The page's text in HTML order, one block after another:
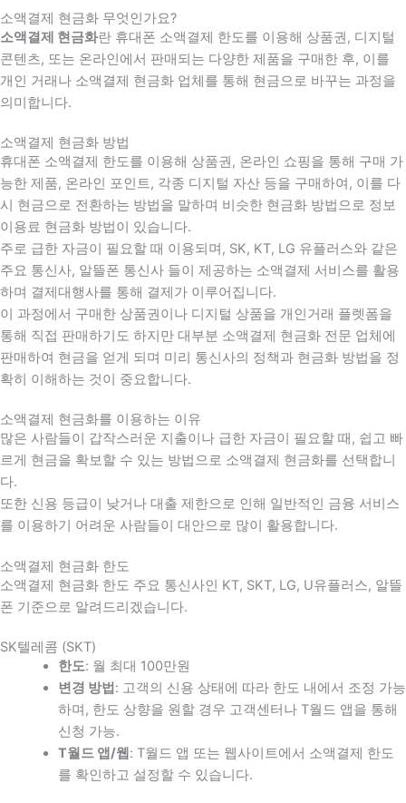
소액결제 현금화 무엇인가요?
소액결제 현금화란 휴대폰 소액결제 한도를 이용해 상품권, 디지털
콘텐츠, 또는 온라인에서 판매되는 다양한 제품을 구매한 후, 이를
개인 거래나 소액결제 현금화 업체를 통해 현금으로 바꾸는 과정을
의미합니다.
소액결제 현금화 방법
휴대폰 소액결제 한도를 이용해 상품권, 온라인 쇼핑을 통해 구매 가
능한 제품, 온라인 포인트, 각종 디지털 자산 등을 구매하여, 이를 다
시 현금으로 전환하는 방법을 말하며 비슷한 현금화 방법으로 정보
이용료 현금화 방법이 있습니다.
주로 급한 자금이 필요할 때 이용되며, SK, KT, LG 유플러스와 같은
주요 통신사, 알뜰폰 통신사 들이 제공하는 소액결제 서비스를 활용
하며 결제대행사를 통해 결제가 이루어집니다.
이 과정에서 구매한 상품권이나 디지털 상품을 개인거래 플렛폼을
통해 직접 판매하기도 하지만 대부분 소액결제 현금화 전문 업체에
판매하여 현금을 얻게 되며 미리 통신사의 정책과 현금화 방법을 정
확히 이해하는 것이 중요합니다.
소액결제 현금화를 이용하는 이유
많은 사람들이 갑작스러운 지출이나 급한 자금이 필요할 때 , 쉽고 빠
르게 현금을 확보할 수 있는 방법으로 소액결제 현금화를 선택합니
다.
또한 신용 등급이 낮거나 대출 제한으로 인해 일반적인 금융 서비스
를 이용하기 어려운 사람들이 대안으로 많이 활용합니다.
소액결제 현금화 한도
소액결제 현금화 한도 주요 통신사인 KT, SKT, LG, U유플러스, 알뜰
폰 기준으로 알려드리겠습니다.
SK텔레콤 (SKT)
한도: 월 최대 100만원
변경 방법 : 고객의 신용 상태에 따라 한도 내에서 조정 가능
하며, 한도 상향을 원할 경우 고객센터나 T월드 앱을 통해
신청 가능.
T월드 앱/웹 : T월드 앱 또는 웹사이트에서 소액결제 한도
를 확인하고 설정할 수 있습니다.